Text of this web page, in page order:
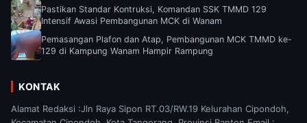
Pastikan Standar Kontruksi, Komandan SSK TMMD 129
Intensif Awasi Pembangunan MCK di Wanam
Pemasangan Plafon dan Atap, Pembangunan MCK TMMD ke-
129 di Kampung Wanam Hampir Rampung
KONTAK
Alamat Redaksi :Jln Raya Sipon RT.03/RW.19 Kelurahan Cipondoh,